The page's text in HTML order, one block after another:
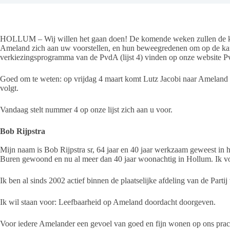
HOLLUM – Wij willen het gaan doen! De komende weken zullen de
Ameland zich aan uw voorstellen, en hun beweegredenen om op de
verkiezingsprogramma van de PvdA (lijst 4) vinden op onze website
Goed om te weten: op vrijdag 4 maart komt Lutz Jacobi naar
volgt.
Vandaag stelt nummer 4 op onze lijst zich aan u voor.
Bob Rijpstra
Mijn naam is Bob Rijpstra sr, 64 jaar en 40 jaar werkzaam geweest in
Buren gewoond en nu al meer dan 40 jaar woonachtig in Hollum. Ik
Ik ben al sinds 2002 actief binnen de plaatselijke afdeling van de
Ik wil staan voor: Leefbaarheid op Ameland doordacht doorgeven.
Voor iedere Amelander een gevoel van goed en fijn wonen op ons